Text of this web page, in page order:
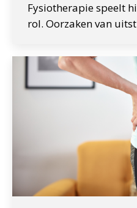
Fysiotherapie speelt
rol. Oorzaken van